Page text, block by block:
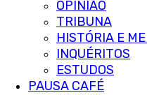
OPINIÃO
TRIBUNA
HISTÓRIA E
INQUÉRITOS
ESTUDOS
PAUSA CAFÉ